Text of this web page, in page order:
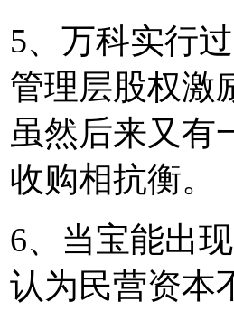
5、万科实行
管理层股权激
虽然后来又有
收购相抗衡。
6、当宝能出
认为民营资本